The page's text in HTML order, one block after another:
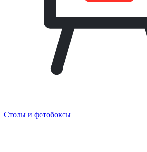
Столы и фотобоксы